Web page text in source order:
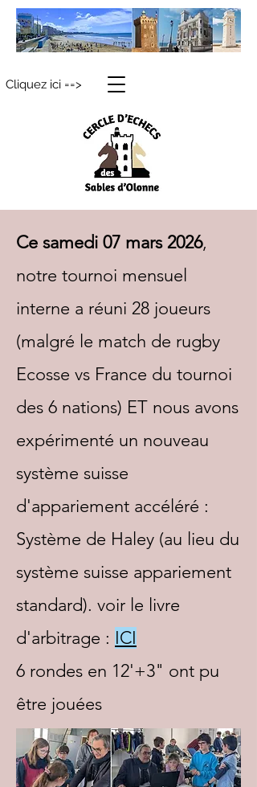
Cliquez ici ==>
Ce samedi 07 mars 2026,
notre tournoi mensuel
interne a réuni 28 joueurs
(malgré le match de rugby
Ecosse vs France du tournoi
des 6 nations) ET nous avons
expérimenté un nouveau
système suisse
d'appariement accéléré :
Système de Haley (au lieu du
système suisse appariement
standard). voir le livre
d'arbitrage : ICI
6 rondes en 12'+3" ont pu
être jouées